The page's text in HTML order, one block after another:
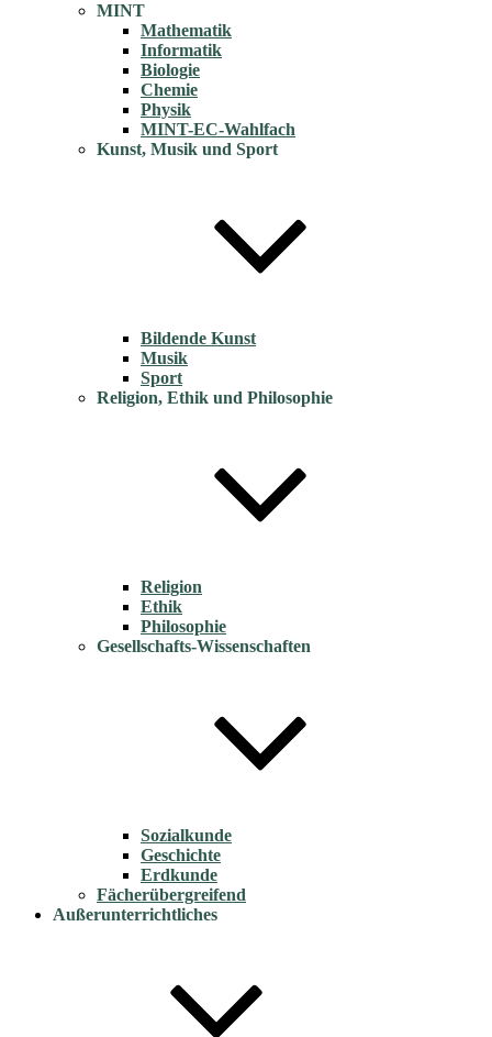
MINT
Mathematik
Informatik
Biologie
Chemie
Physik
MINT-EC-Wahlfach
Kunst, Musik und Sport
Bildende Kunst
Musik
Sport
Religion, Ethik und Philosophie
Religion
Ethik
Philosophie
Gesellschafts-Wissenschaften
Sozialkunde
Geschichte
Erdkunde
Fächerübergreifend
Außerunterrichtliches